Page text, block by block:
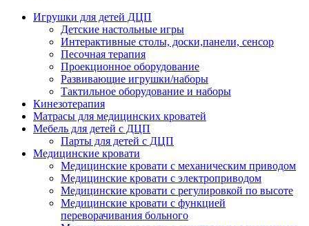
Игрушки для детей ДЦП
Детские настольные игры
Интерактивные столы, доски,панели, сенсор
Песочная терапия
Проекционное оборудование
Развивающие игрушки/наборы
Тактильное оборудование и наборы
Кинезотерапия
Матрасы для медицинских кроватей
Мебель для детей с ДЦП
Парты для детей с ДЦП
Медицинские кровати
Медицинские кровати с механическим приводом
Медицинские кровати с электроприводом
Медицинские кровати с регулировкой по высоте
Медицинские кровати с функцией
переворачивания больного